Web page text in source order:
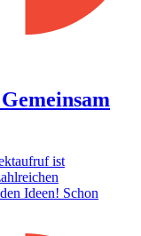
ist
Ideen! Schon